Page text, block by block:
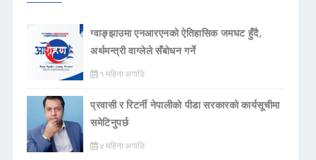
ग्वाङ्झाउमा एनआरएनको ऐतिहासिक जमघट हुँदै,
अर्थमन्त्री वाग्लेले सँबोधन गर्ने
१ महिना अगाडि
प्रवासी र रिटर्नी नेपालीको पीडा सरकारको कार्यसूचीमा
समेटिनुपर्छ
४ महिना अगाडि